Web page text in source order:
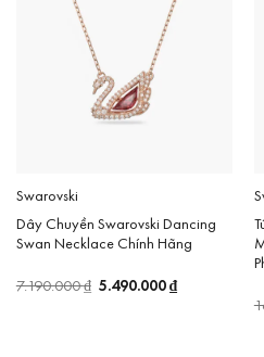
Swarovski
Dây Chuyền Swarovski Dancing
Swan Necklace Chính Hãng
7.190.000₫ Giá
5.490.000₫